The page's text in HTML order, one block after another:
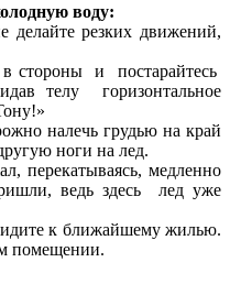
воду:
резких движений,
и постарайтесь
телу горизонтальное
налечь грудью на край
ноги на лед.
медленно
ведь здесь лед уже
к ближайшему жилью.
помещении.